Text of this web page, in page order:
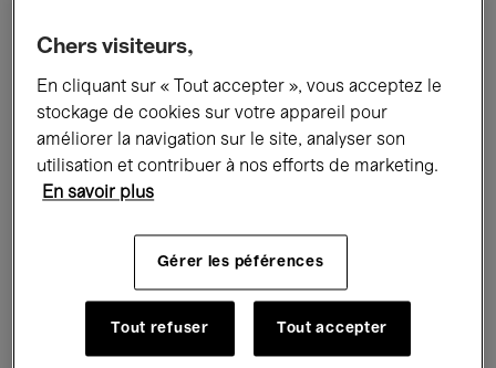
Tous les événements Concerts
Expositions Performances
Rencontres & Débats
Musique classique Global Music
Chers visiteurs,
En cliquant sur « Tout accepter », vous acceptez le
stockage de cookies sur votre appareil pour
améliorer la navigation sur le site, analyser son
utilisation et contribuer à nos efforts de marketing.
En savoir plus
Gérer les péférences
Tout refuser Tout accepter